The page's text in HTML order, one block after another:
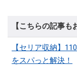
【こちらの記事も
【セリア収納】
をスパっと解決！